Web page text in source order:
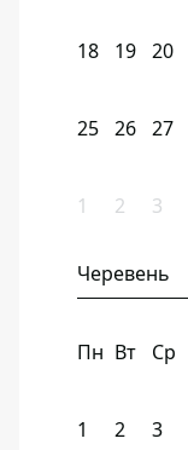
18 19 20
25 26 27
1 2 3
Черевень
Пн Вт Ср
1 2 3